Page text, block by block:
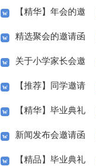
模板合集6篇
【精华】年会的邀
请函模板合集八篇
精选聚会的邀请函
模板合集六篇
关于小学家长会邀
请函集锦9篇
【推荐】同学邀请
函模板汇编十篇
【精华】毕业典礼
邀请函汇总七篇
新闻发布会邀请函
范文合集6篇
【精品】毕业典礼